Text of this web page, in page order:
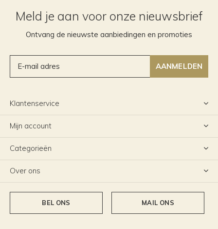
Meld je aan voor onze nieuwsbrief
Ontvang de nieuwste aanbiedingen en promoties
AANMELDEN
Klantenservice
Mijn account
Categorieën
Over ons
BEL ONS MAIL ONS